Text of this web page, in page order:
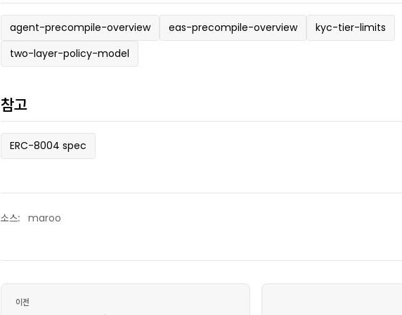
agent-precompile-overview eas-precompile-overview
kyc-tier-limits
two-layer-policy-model
참고
ERC-8004 spec
소스: maroo
이전